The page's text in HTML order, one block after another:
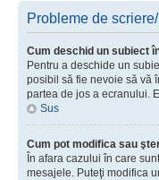
Probleme de
Cum deschid un subiect
Pentru a deschide un
posibil să fie nevoie să vă
partea de jos a ecranului.
Sus
Cum pot modifica sau
În afara cazului în care
mesajele. Puteţi modifica